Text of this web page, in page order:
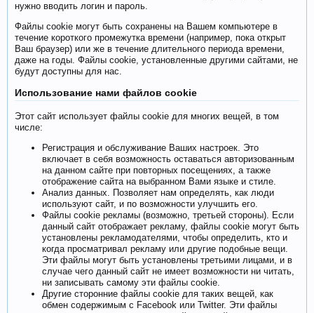
нужно вводить логин и пароль.
Файлы cookie могут быть сохранены на Вашем компьютере в
течение короткого промежутка времени (например, пока открыт
Ваш браузер) или же в течение длительного периода времени,
даже на годы. Файлы cookie, установленные другими сайтами, не
будут доступны для нас.
Использование нами файлов cookie
Этот сайт использует файлы cookie для многих вещей, в том
числе:
Регистрация и обслуживание Ваших настроек. Это
включает в себя возможность оставаться авторизованным
на данном сайте при повторных посещениях, а также
отображение сайта на выбранном Вами языке и стиле.
Анализ данных. Позволяет нам определять, как люди
используют сайт, и по возможности улучшить его.
Файлы cookie рекламы (возможно, третьей стороны). Если
данный сайт отображает рекламу, файлы cookie могут быть
установлены рекламодателями, чтобы определить, кто и
когда просматривал рекламу или другие подобные вещи.
Эти файлы могут быть установлены третьими лицами, и в
случае чего данный сайт не имеет возможности ни читать,
ни записывать самому эти файлы cookie.
Другие сторонние файлы cookie для таких вещей, как
обмен содержимым с Facebook или Twitter. Эти файлы